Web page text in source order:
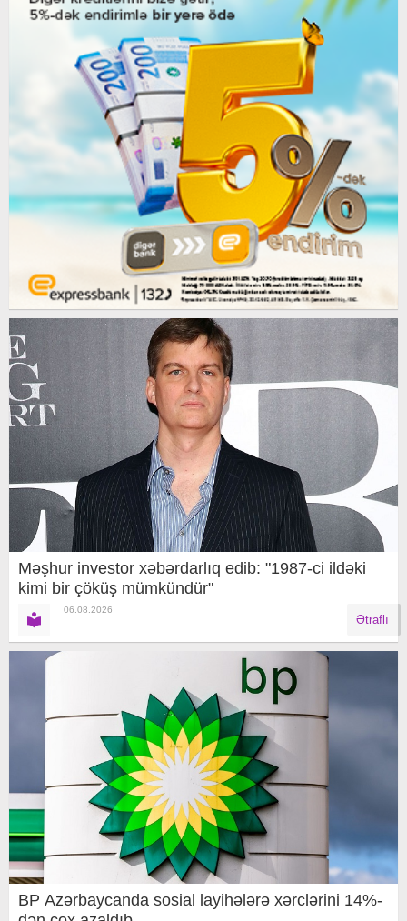
Məşhur investor xəbərdarlıq edib: "1987-ci ildəki
kimi bir çöküş mümkündür"
06.08.2026
Ətraflı
BP Azərbaycanda sosial layihələrə xərclərini 14%-